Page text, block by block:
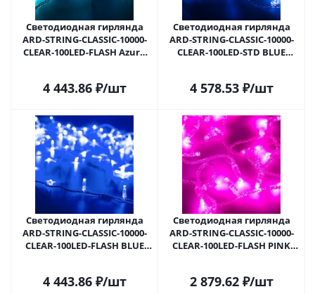
Светодиодная гирлянда
ARD-STRING-CLASSIC-10000-
CLEAR-100LED-FLASH Azure
4 443.86₽/шт
Светодиодная гирлянда
ARD-STRING-CLASSIC-10000-
CLEAR-100LED-STD BLUE
4 578.53₽/шт
Светодиодная гирлянда
ARD-STRING-CLASSIC-10000-
CLEAR-100LED-FLASH BLUE
4 443.86₽/шт
Светодиодная гирлянда
ARD-STRING-CLASSIC-10000-
CLEAR-100LED-FLASH PINK
2 879.62₽/шт